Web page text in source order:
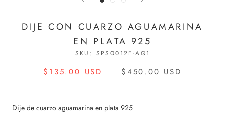
DIJE CON CUARZO AGUAMARINA
EN PLATA 925
SKU: SPS0012F-AQ1
$135.00 USD $450.00 USD
Dije de cuarzo aguamarina en plata 925